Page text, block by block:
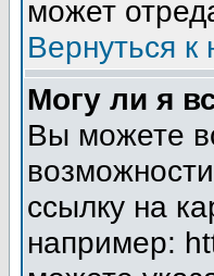
может
Вернуться к
Могу ли я
Вы можете
ссылку на
например: